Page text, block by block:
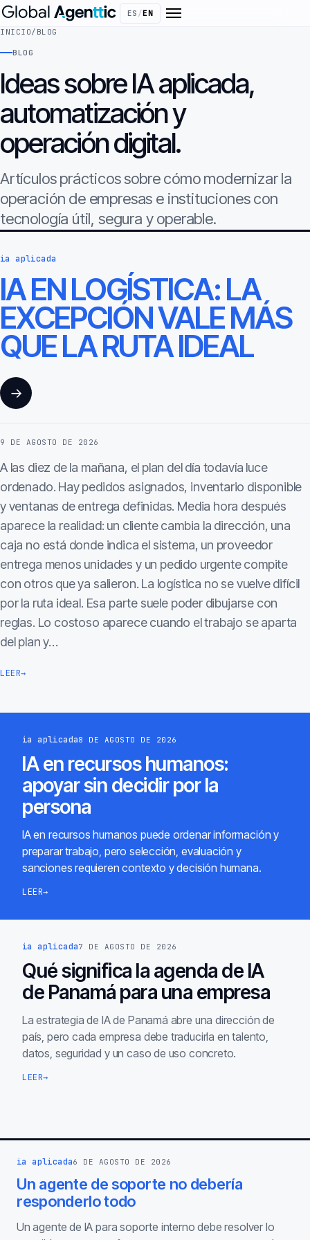
ES /EN
INICIO/ BLOG
BLOG
Ideas sobre IA aplicada,
automatización y
operación digital.
Artículos prácticos sobre cómo modernizar la
operación de empresas e instituciones con
tecnología útil, segura y operable.
ia aplicada
IA EN LOGÍSTICA: LA
EXCEPCIÓN VALE MÁS
QUE LA RUTA IDEAL
→
9 DE AGOSTO DE 2026
A las diez de la mañana, el plan del día todavía luce
ordenado. Hay pedidos asignados, inventario disponible
y ventanas de entrega definidas. Media hora después
aparece la realidad: un cliente cambia la dirección, una
caja no está donde indica el sistema, un proveedor
entrega menos unidades y un pedido urgente compite
con otros que ya salieron. La logística no se vuelve difícil
por la ruta ideal. Esa parte suele poder dibujarse con
reglas. Lo costoso aparece cuando el trabajo se aparta
del plan y…
LEER→
ia aplicada8 DE AGOSTO DE 2026
IA en recursos humanos:
apoyar sin decidir por la
persona
IA en recursos humanos puede ordenar información y
preparar trabajo, pero selección, evaluación y
sanciones requieren contexto y decisión humana.
LEER→
ia aplicada7 DE AGOSTO DE 2026
Qué significa la agenda de IA
de Panamá para una empresa
La estrategia de IA de Panamá abre una dirección de
país, pero cada empresa debe traducirla en talento,
datos, seguridad y un caso de uso concreto.
LEER→
ia aplicada6 DE AGOSTO DE 2026
Un agente de soporte no debería
responderlo todo
Un agente de IA para soporte interno debe resolver lo